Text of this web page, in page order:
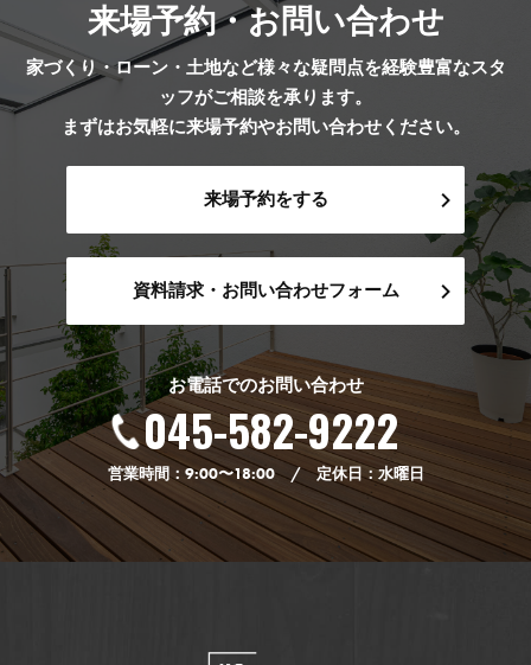
来場予約・お問い合わせ
家づくり・ローン・土地など様々な疑問点を経験豊富なスタ
ッフがご相談を承ります。
まずはお気軽に来場予約やお問い合わせください。
来場予約をする
資料請求・お問い合わせフォーム
お電話でのお問い合わせ
045-582-9222
営業時間：9:00〜18:00 / 定休日：水曜日